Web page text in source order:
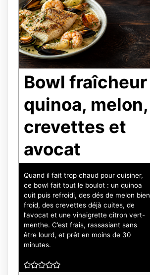
Bowl fraîcheur
quinoa, melon,
crevettes et
avocat
Quand il fait trop chaud pour cuisiner,
ce bowl fait tout le boulot : un quinoa
cuit puis refroidi, des dés de melon bien
froid, des crevettes déjà cuites, de
l’avocat et une vinaigrette citron vert-
menthe. C’est frais, rassasiant sans
être lourd, et prêt en moins de 30
minutes.